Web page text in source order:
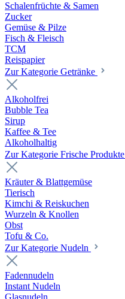
Schalenfrüchte & Samen
Zucker
Gemüse & Pilze
Fisch & Fleisch
TCM
Reispapier
Zur Kategorie Getränke
Alkoholfrei
Bubble Tea
Sirup
Kaffee & Tee
Alkoholhaltig
Zur Kategorie Frische Produkte
Kräuter & Blattgemüse
Tierisch
Kimchi & Reiskuchen
Wurzeln & Knollen
Obst
Tofu & Co.
Zur Kategorie Nudeln
Fadennudeln
Instant Nudeln
Glasnudeln